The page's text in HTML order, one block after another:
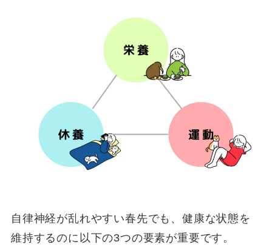
自律神経が乱れやすい春先でも、健康な状態を
維持するのに以下の3つの要素が重要です。